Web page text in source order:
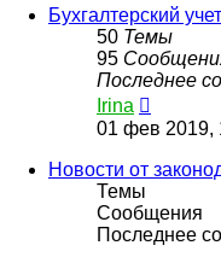
Бухгалтерский
50 Темы
95
Последнее
Irina
к
01 фев 2019,
Новости от
Темы
Сообщения
Последнее